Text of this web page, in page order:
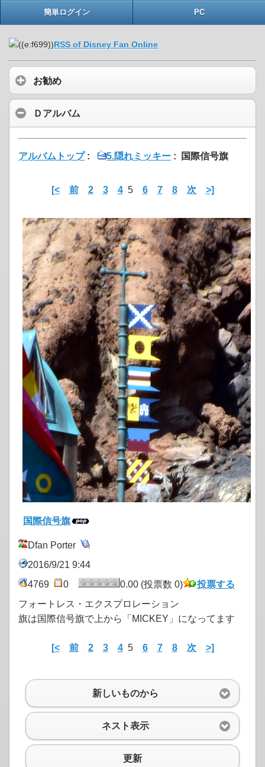
簡単ログイン PC
RSS of Disney Fan Online
お勧め
Ｄアルバム
アルバムトップ: 5.隠れミッキー : 国際信号旗
[< 前 2 3 45 6 7 8 次 >]
国際信号旗
Dfan Porter
2016/9/21 9:44
4769
0 0.00 (投票数 0)
投票する
フォートレス・エクスプロレーション
旗は国際信号旗で上から「MICKEY」になってます
[< 前 2 3 45 6 7 8 次 >]
新しいものから
ネスト表示
更新